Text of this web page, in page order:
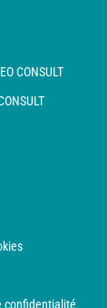
CONSULT
confidentialité